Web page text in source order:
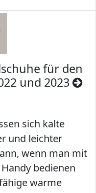
für den
und 2023
sich kalte
und leichter
wenn man mit
bedienen
warme